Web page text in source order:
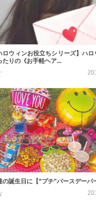
ロウィンお役立ちシリーズ】ハ
たりの《お手軽ヘア...
の誕生日に【”プチ”バースデーパ